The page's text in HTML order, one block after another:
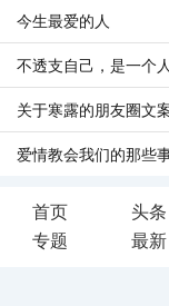
今生最爱的人
不透支自己，是一个
关于寒露的朋友圈文
爱情教会我们的那些
首页 头条
专题
最新